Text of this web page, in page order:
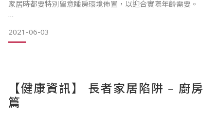
家居時都要特別留意睡房環境佈置，以迎合實際年齡需要。
2021-06-03
【健康資訊】 長者家居陷阱 – 廚房
篇